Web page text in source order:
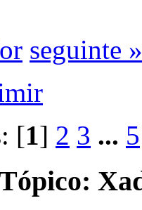
seguinte »
[1] 2 3 ... 5